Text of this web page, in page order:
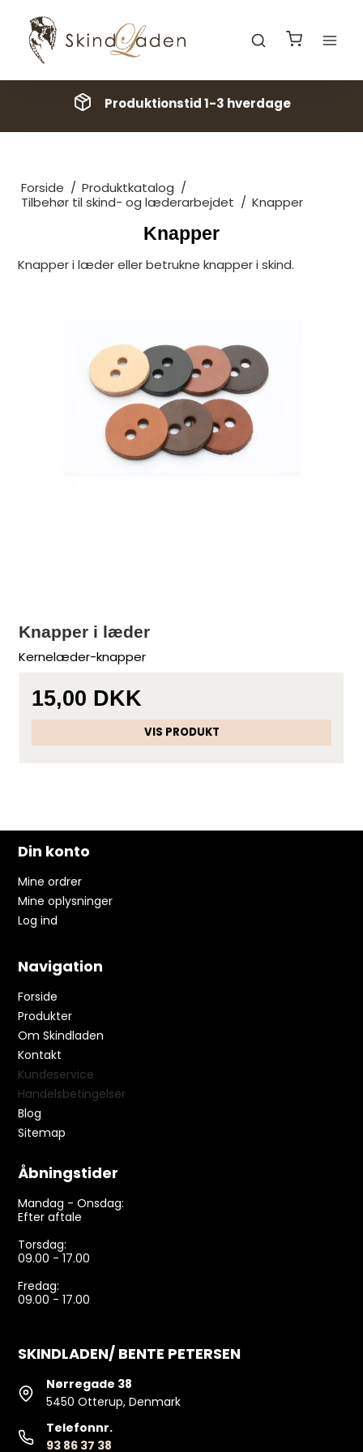
Produktionstid 1-3 hverdage
Forside / Produktkatalog /
Tilbehør til skind- og læderarbejdet / Knapper
Knapper
Knapper i læder eller betrukne knapper i skind.
Knapper i læder
Kernelæder-knapper
15,00 DKK
VIS PRODUKT
Din konto
Mine ordrer
Mine oplysninger
Log ind
Navigation
Forside
Produkter
Om Skindladen
Kontakt
Kundeservice
Handelsbetingelser
Blog
Sitemap
Åbningstider
Mandag - Onsdag:
Efter aftale
Torsdag:
09.00 - 17.00
Fredag:
09.00 - 17.00
SKINDLADEN/ BENTE PETERSEN
Nørregade 38
5450 Otterup, Denmark
Telefonnr.
93 86 37 38